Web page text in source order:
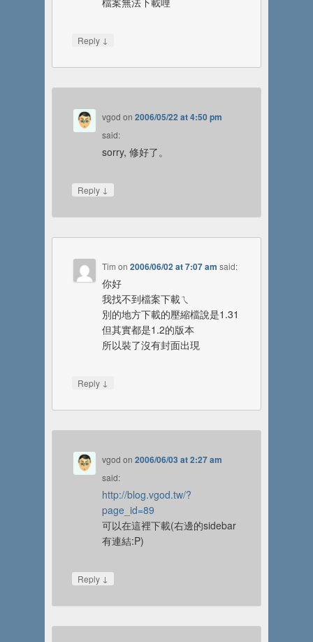
Reply ↓
vgod on2006/05/22 at 4:50 pm
said:
sorry, 修好了。
Reply ↓
Tim on2006/06/02 at 7:07 am said:
你好
我找不到檔案下載ㄟ
別的地方下載的壓縮檔說是1.31
但其實都是1.2的版本
所以裝了沒有封面出現
Reply ↓
vgod on2006/06/03 at 2:27 am
said:
http://blog.vgod.tw/?
page_id=89
可以在這裡下載(右邊的sidebar
有連結:P)
Reply ↓